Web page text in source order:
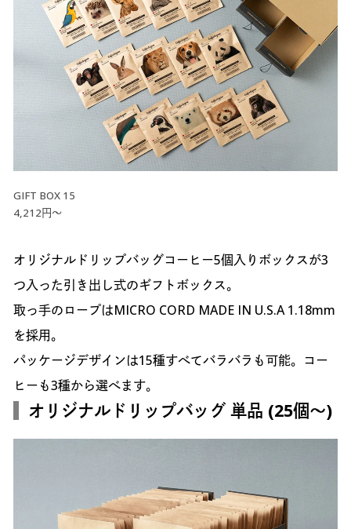
GIFT BOX 15
4,212円～
オリジナルドリップバッグコーヒー5個入りボックスが3
つ入った引き出し式のギフトボックス。
取っ手のロープはMICRO CORD MADE IN U.S.A 1.18mm
を採用。
パッケージデザインは15種すべてバラバラも可能。コー
ヒーも3種から選べます。
オリジナルドリップバッグ 単品 (25個～)